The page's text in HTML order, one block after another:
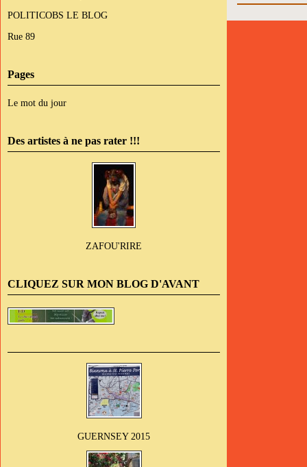
POLITICOBS LE BLOG
Rue 89
Pages
Le mot du jour
Des artistes à ne pas rater !!!
ZAFOU'RIRE
CLIQUEZ SUR MON BLOG D'AVANT
GUERNSEY 2015